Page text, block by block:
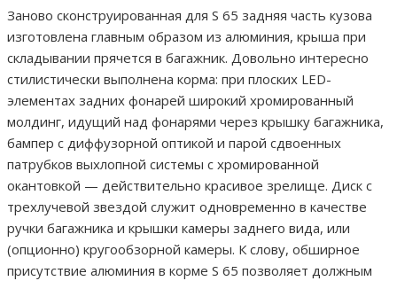
Заново сконструированная для S 65 задняя часть кузова
изготовлена главным образом из алюминия, крыша при
складывании прячется в багажник. Довольно интересно
стилистически выполнена корма: при плоских LED-
элементах задних фонарей широкий хромированный
молдинг, идущий над фонарями через крышку багажника,
бампер с диффузорной оптикой и парой сдвоенных
патрубков выхлопной системы с хромированной
окантовкой — действительно красивое зрелище. Диск с
трехлучевой звездой служит одновременно в качестве
ручки багажника и крышки камеры заднего вида, или
(опционно) кругообзорной камеры. К слову, обширное
присутствие алюминия в корме S 65 позволяет должным